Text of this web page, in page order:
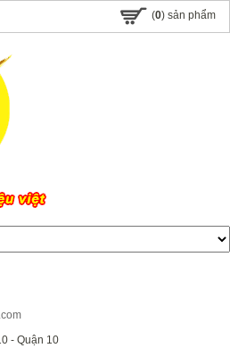
(0) sản phẩm
- Quận 10